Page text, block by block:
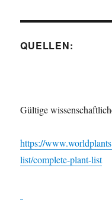
QUELLEN:
Gültige
https://
list/complete-plant-list